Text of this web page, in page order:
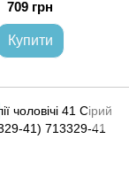
709 грн
Купити